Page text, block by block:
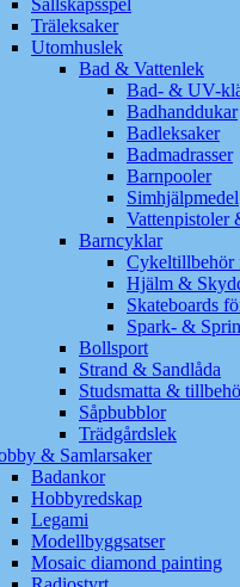
Sällskapsspel
Träleksaker
Utomhuslek
Bad & Vattenlek
Bad- & UV-
Badhanddukar
Badleksaker
Badmadrasser
Barnpooler
Simhjälpmedel
Vattenpistoler
Barncyklar
Cykeltillbehör
Hjälm &
Skateboards
Spark- &
Bollsport
Strand & Sandlåda
Studsmatta &
Såpbubblor
Trädgårdslek
& Samlarsaker
Badankor
Hobbyredskap
Legami
Modellbyggsatser
Mosaic diamond painting